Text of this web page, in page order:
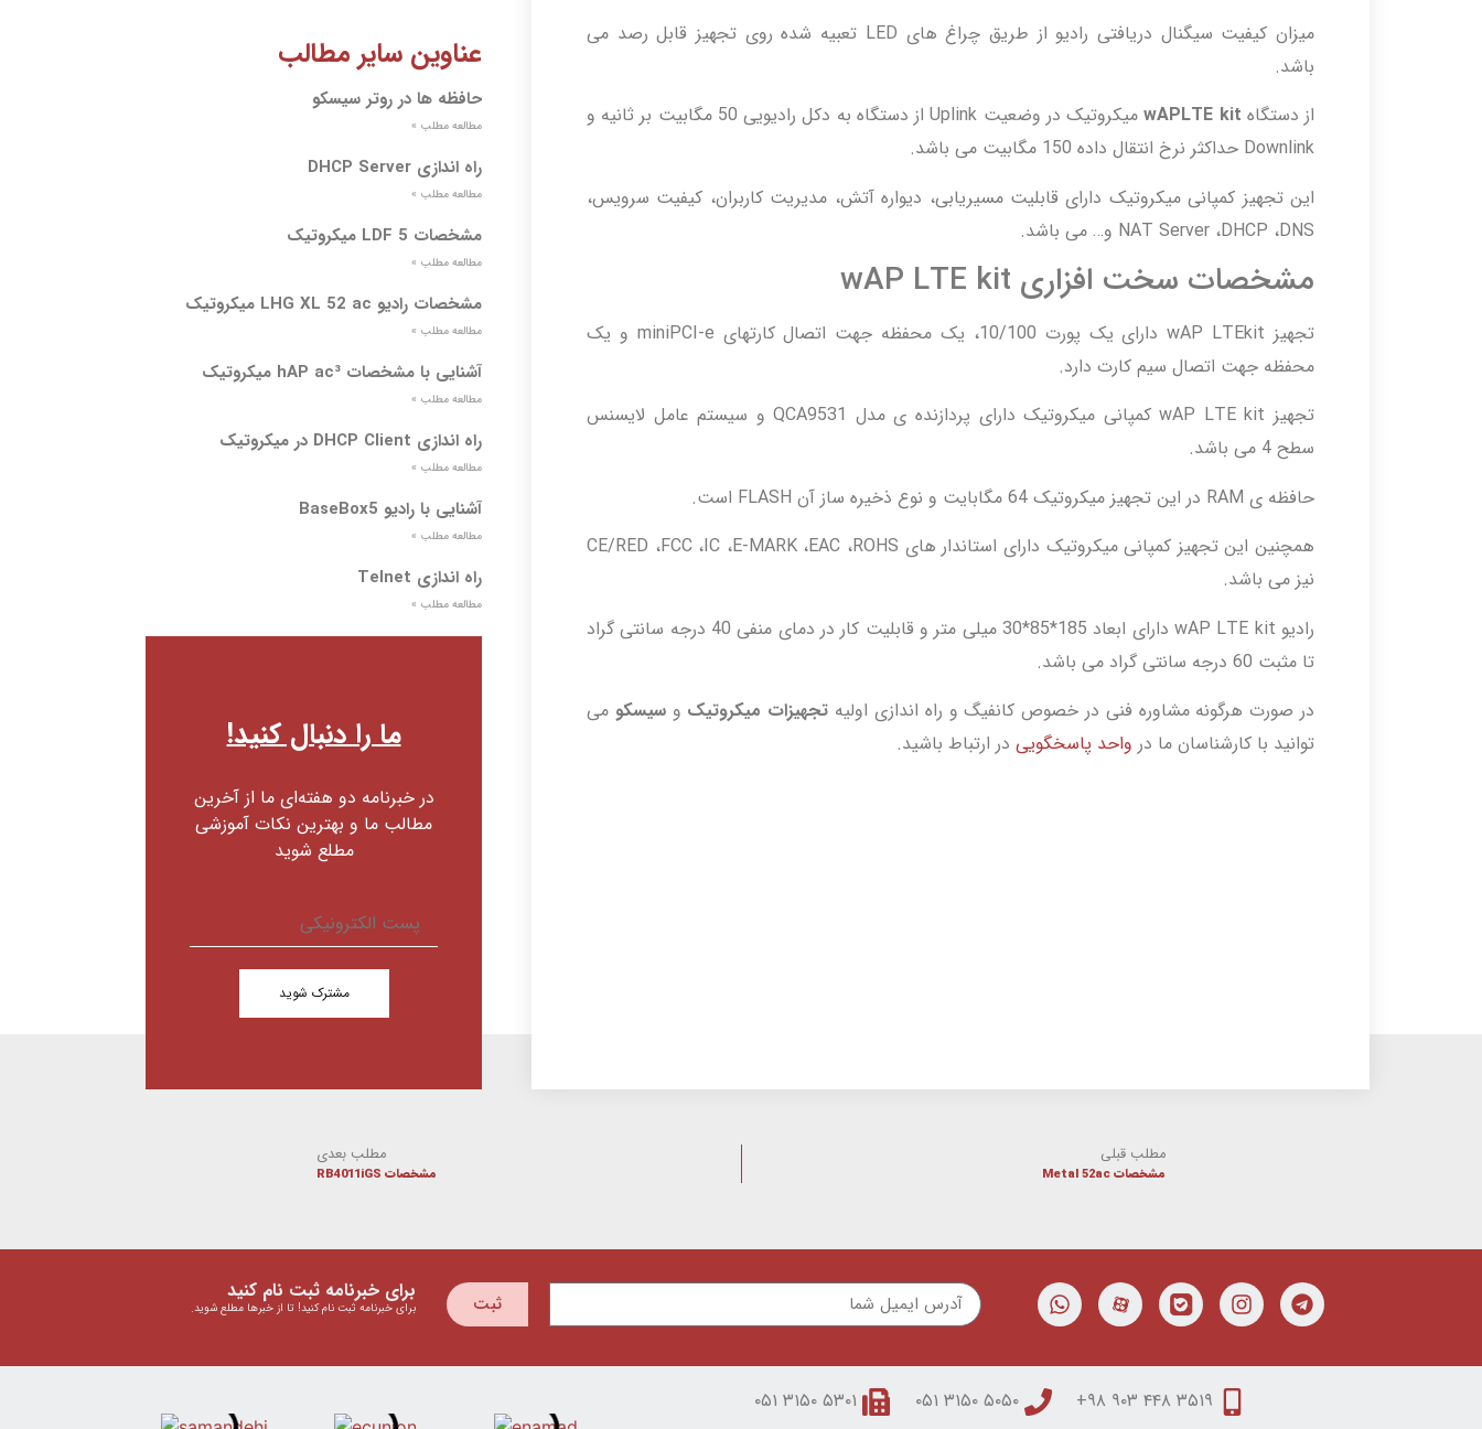
میزان کیفیت سیگنال دریافتی رادیو از طریق چراغ های LED تعبیه شده روی تجهیز قابل رصد می
باشد.
از دستگاه
میکروتیک در وضعیت Uplink از دستگاه به دکل رادیویی 50 مگابیت بر ثانیه و
Downlink حداکثر نرخ انتقال داده 150 مگابیت می باشد.
این تجهیز کمپانی میکروتیک دارای قابلیت مسیریابی، دیواره آتش، مدیریت کاربران، کیفیت سرویس،
NAT Server ،DHCP ،DNS و… می باشد.
مشخصات سخت افزاری wAP LTE kit
تجهیز wAP LTEkit دارای یک پورت 10/100، یک محفظه جهت اتصال کارتهای miniPCI-e و یک
محفظه جهت اتصال سیم کارت دارد.
تجهیز wAP LTE kit کمپانی میکروتیک دارای پردازنده ی مدل QCA9531 و سیستم عامل لایسنس
سطح 4 می باشد.
حافظه ی RAM در این تجهیز میکروتیک 64 مگابایت و نوع ذخیره ساز آن FLASH است.
همچنین این تجهیز کمپانی میکروتیک دارای استاندار های CE/RED ،FCC ،IC ،E-MARK ،EAC ،ROHS
نیز می باشد.
رادیو wAP LTE kit دارای ابعاد 185*85*30 میلی متر و قابلیت کار در دمای منفی 40 درجه سانتی گراد
تا مثبت 60 درجه سانتی گراد می باشد.
در صورت هرگونه مشاوره فنی در خصوص کانفیگ و راه اندازی اولیه تجهیزات میکروتیک وسیسکو می
توانید با کارشناسان ما در واحد پاسخگویی در ارتباط باشید.
عناوین سایر مطالب
حافظه ها در روتر سیسکو
مطالعه مطلب »
راه اندازی DHCP Server
مطالعه مطلب »
مشخصات LDF 5 میکروتیک
مطالعه مطلب »
مشخصات رادیو LHG XL 52 ac میکروتیک
مطالعه مطلب »
آشنایی با مشخصات hAP ac³ میکروتیک
مطالعه مطلب »
راه اندازی DHCP Client در میکروتیک
مطالعه مطلب »
آشنایی با رادیو BaseBox5
مطالعه مطلب »
راه اندازی Telnet
مطالعه مطلب »
ما را دنبال کنید!
در خبرنامه دو هفته‌ای ما از آخرین
مطالب ما و بهترین نکات آموزشی
مطلع شوید
مشترک شوید
مطلب قبلی
مشخصات Metal 52ac
مطلب بعدی
مشخصات RB4011iGS
ثبت برای خبرنامه ثبت نام کنید
برای خبرنامه ثبت نام کنید! تا از خبرها مطلع شوید.
۳۵۱۹ ۴۴۸ ۹۰۳ ۹۸+ ۵۰۵۰ ۳۱۵۰ ۰۵۱ ۵۳۰۱ ۳۱۵۰ ۰۵۱